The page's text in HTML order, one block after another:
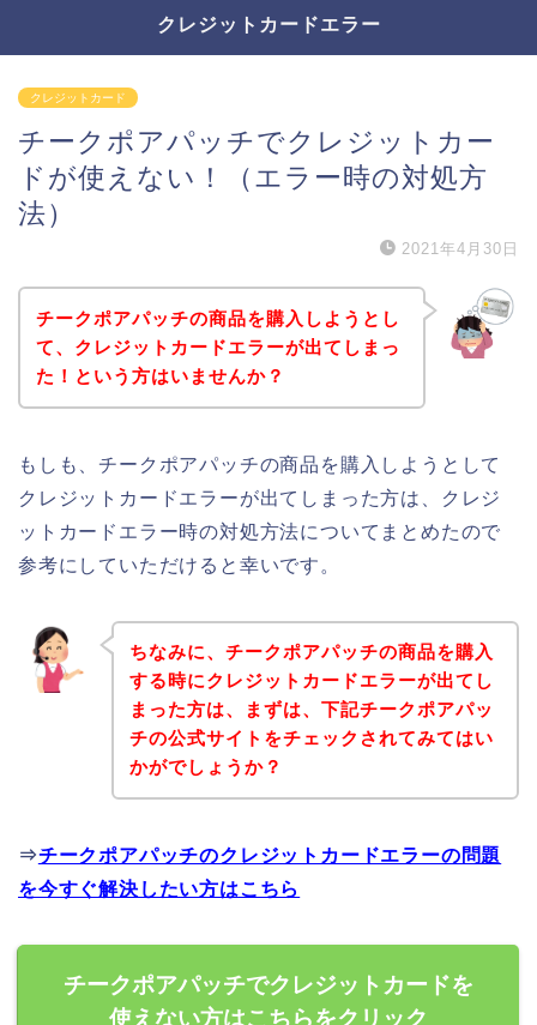
クレジットカードエラー
クレジットカード
チークポアパッチでクレジットカー
ドが使えない！（エラー時の対処方
法）
2021年4月30日
チークポアパッチの商品を購入しようとし
て、クレジットカードエラーが出てしまっ
た！という方はいませんか？
もしも、チークポアパッチの商品を購入しようとして
クレジットカードエラーが出てしまった方は、クレジ
ットカードエラー時の対処方法についてまとめたので
参考にしていただけると幸いです。
ちなみに、チークポアパッチの商品を購入
する時にクレジットカードエラーが出てし
まった方は、まずは、下記チークポアパッ
チの公式サイトをチェックされてみてはい
かがでしょうか？
⇒チークポアパッチのクレジットカードエラーの問題
を今すぐ解決したい方はこちら
チークポアパッチでクレジットカードを
使えない方はこちらをクリック